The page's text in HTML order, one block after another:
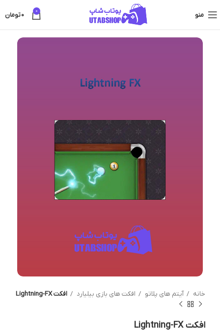
منو 0
0تومان
خانه آیتم های پلاتو افکت های بازی بیلیارد افکت Lightning-FX
افکت Lightning-FX